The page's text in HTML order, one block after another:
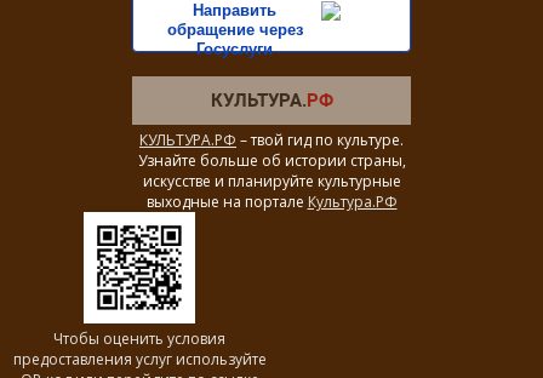
Направить
обращение через
Госуслуги
КУЛЬТУРА.РФ – твой гид по культуре.
Узнайте больше об истории страны,
искусстве и планируйте культурные
выходные на портале Культура.РФ
Чтобы оценить условия
предоставления услуг используйте